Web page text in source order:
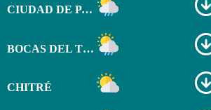
CIUDAD DE PANAMÁ
BOCAS DEL TORO
CHITRÉ